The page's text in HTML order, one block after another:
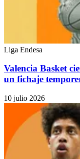
Liga Endesa
Valencia Basket
un fichaje
10 julio 2026